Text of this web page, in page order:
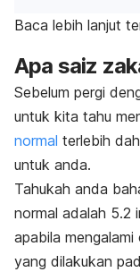
Baca lebih lanjut
Apa saiz
Sebelum pergi
untuk kita tahu
normal terlebih
untuk anda.
Tahukah anda
normal adalah 5.2
apabila
yang dilakukan